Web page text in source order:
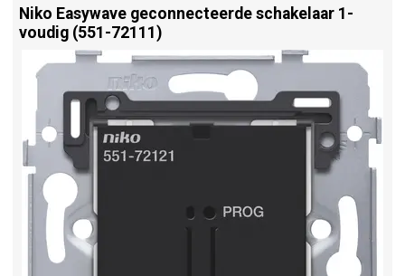
Niko Easywave geconnecteerde schakelaar 1-
voudig (551-72111)